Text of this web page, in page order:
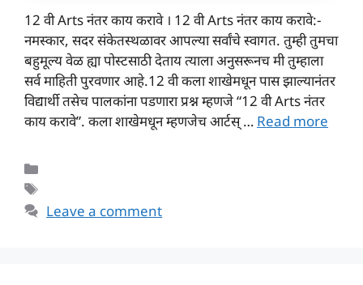
12 वी Arts नंतर काय करावे । 12 वी Arts नंतर काय करावे:-
नमस्कार, सदर संकेतस्थळावर आपल्या सर्वांचे स्वागत. तुम्ही तुमचा
बहुमूल्य वेळ ह्या पोस्टसाठी देताय त्याला अनुसरूनच मी तुम्हाला
सर्व माहिती पुरवणार आहे.12 वी कला शाखेमधून पास झाल्यानंतर
विद्यार्थी तसेच पालकांना पडणारा प्रश्न म्हणजे “12 वी Arts नंतर
काय करावे”. कला शाखेमधून म्हणजेच आर्टस् … Read more
Leave a comment